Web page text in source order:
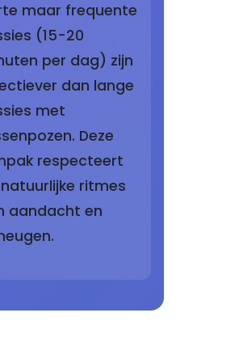
maar frequente
(15-20
per dag) zijn
dan lange
met
Deze
respecteert
ritmes
aandacht en